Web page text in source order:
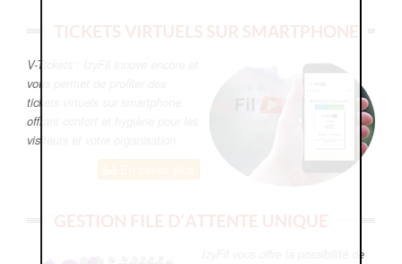
TICKETS VIRTUELS SUR SMARTPHONE
V-Tickets : IzyFil innove encore et
vous permet de profiter des
tickets virtuels sur smartphone
offrant confort et hygiène pour les
visiteurs et votre organisation.
GESTION FILE D'ATTENTE UNIQUE
IzyFil vous offre la possibilité de